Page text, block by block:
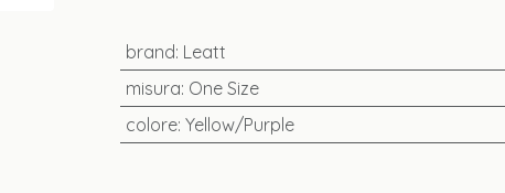
brand: Leatt
misura: One Size
colore: Yellow/Purple